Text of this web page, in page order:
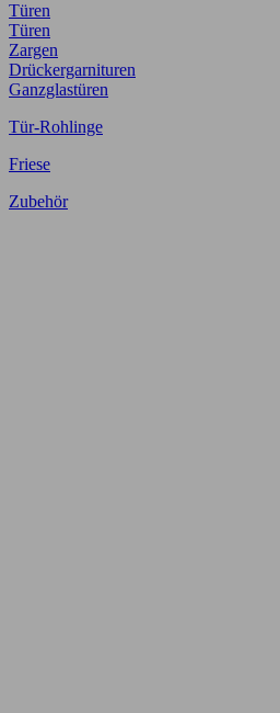
Türen
Türen
Zargen
Drückergarnituren
Ganzglastüren
Tür-Rohlinge
Friese
Zubehör